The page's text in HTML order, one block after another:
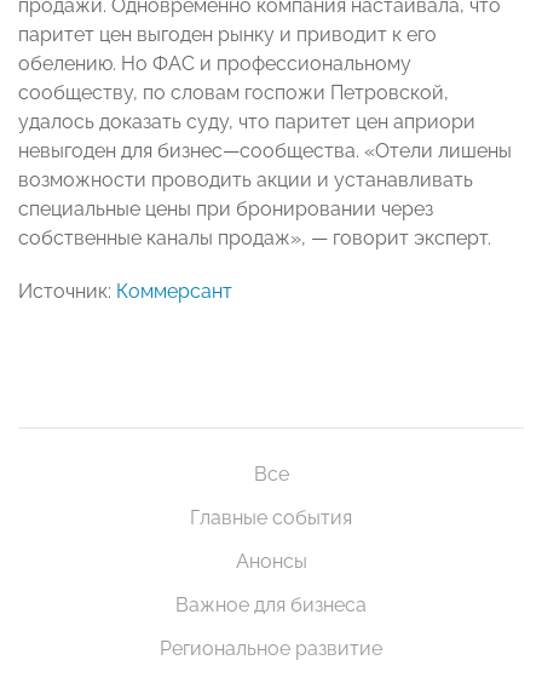
продажи. Одновременно компания настаивала, что
паритет цен выгоден рынку и приводит к его
обелению. Но ФАС и профессиональному
сообществу, по словам госпожи Петровской,
удалось доказать суду, что паритет цен априори
невыгоден для бизнес—сообщества. «Отели лишены
возможности проводить акции и устанавливать
специальные цены при бронировании через
собственные каналы продаж», — говорит эксперт.
Источник: Коммерсант
Все
Главные события
Анонсы
Важное для бизнеса
Региональное развитие